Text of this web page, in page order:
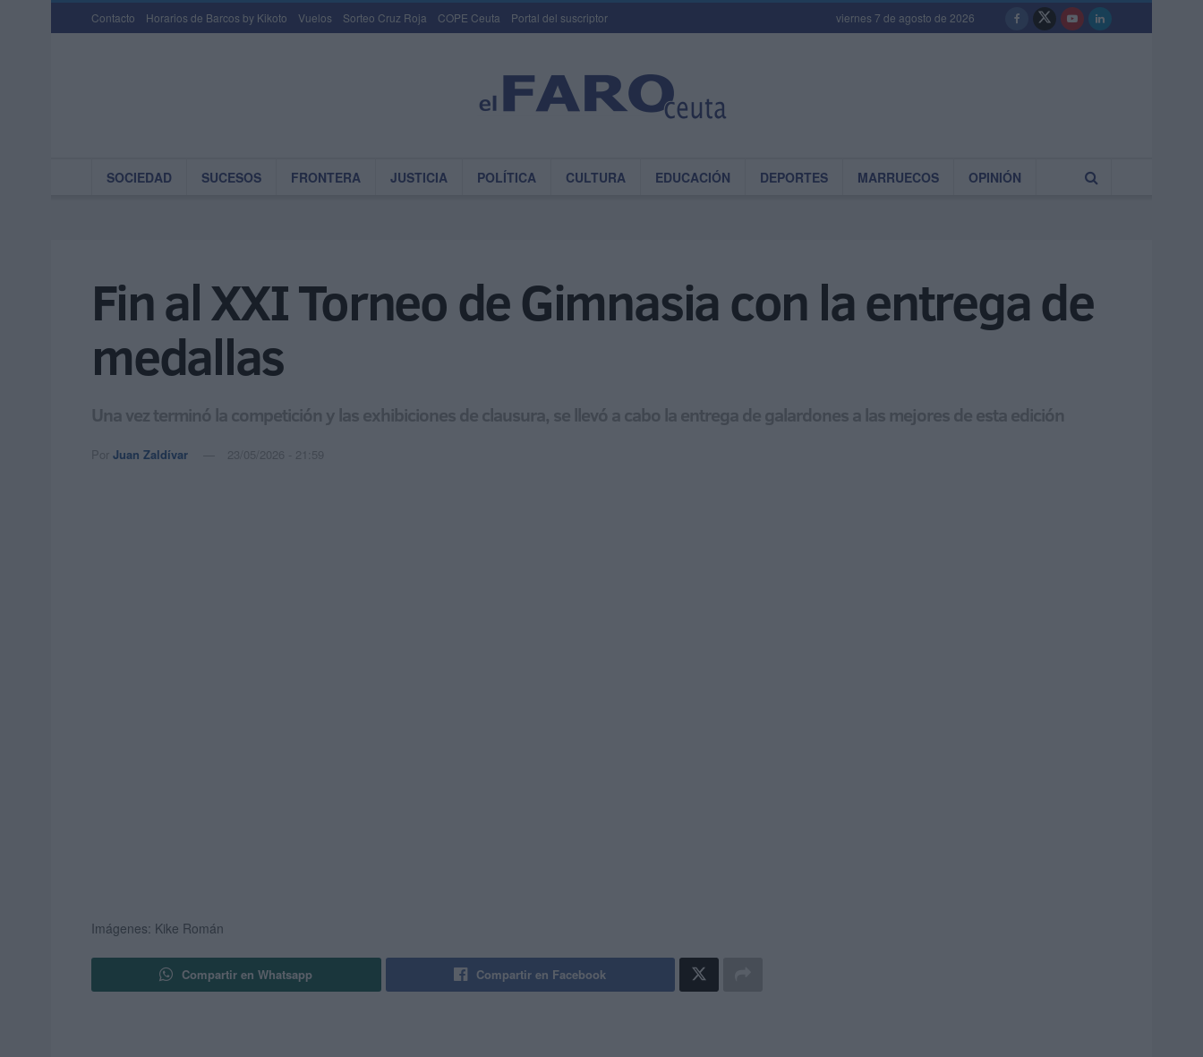
Contacto Horarios de Barcos by Kikoto Vuelos Sorteo Cruz Roja COPE Ceuta Portal del suscriptor viernes 7 de agosto de 2026
SOCIEDAD SUCESOS FRONTERA JUSTICIA POLÍTICA CULTURA EDUCACIÓN DEPORTES MARRUECOS OPINIÓN
Fin al XXI Torneo de Gimnasia con la entrega de
medallas
Una vez terminó la competición y las exhibiciones de clausura, se llevó a cabo la entrega de galardones a las mejores de esta edición
Por Juan Zaldívar 23/05/2026 - 21:59
Imágenes: Kike Román
Compartir en Whatsapp Compartir en Facebook